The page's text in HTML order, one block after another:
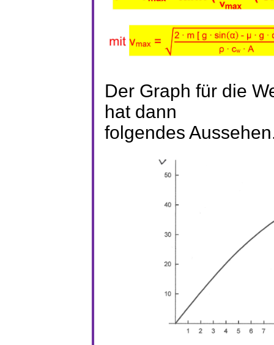
Der Graph für die
hat dann
folgendes